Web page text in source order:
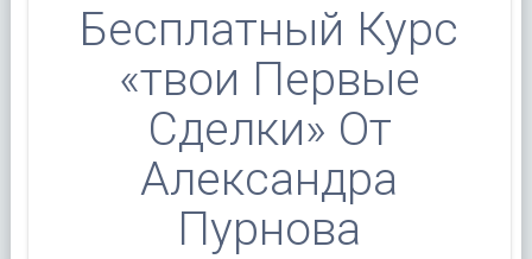
Бесплатный Курс
«твои Первые
Сделки» От
Александра
Пурнова